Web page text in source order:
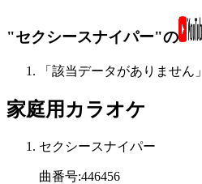
"セクシースナイパー"の
「該当データがありません」
家庭用カラオケ
セクシースナイパー
曲番号:446456